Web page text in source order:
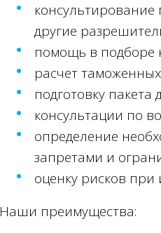
другие
помощь в подборе
расчет
подготовку
консультации по
определение
запретами и
оценку рисков
Наши преимущества: